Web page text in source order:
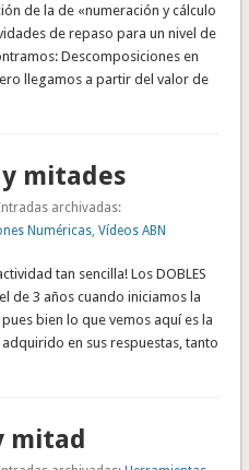
de la de «numeración y cálculo
de repaso para un nivel de
Descomposiciones en
llegamos a partir del valor de
mitades
archivadas:
Numéricas ,Vídeos ABN
tan sencilla! Los DOBLES
de 3 años cuando iniciamos la
bien lo que vemos aquí es la
en sus respuestas, tanto
mitad